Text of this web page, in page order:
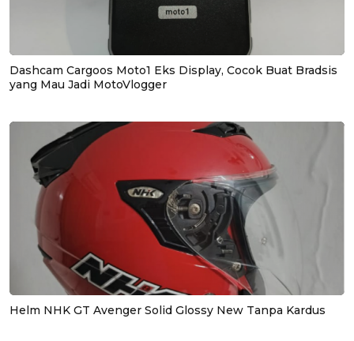
Dashcam Cargoos Moto1 Eks Display, Cocok Buat Bradsis
yang Mau Jadi MotoVlogger
Helm NHK GT Avenger Solid Glossy New Tanpa Kardus